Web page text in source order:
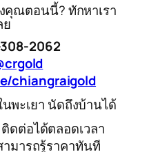
คุณตอนนี้? ทักหาเรา
ย
2062
chiangraigold
พะเยา นัดถึงบ้านได้
ติดต่อได้ตลอดเวลา
มารถรู้ราคาทันที